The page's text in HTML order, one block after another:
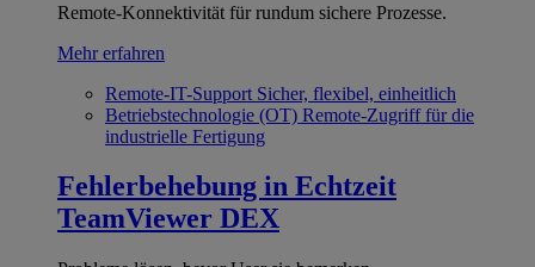
Remote-Konnektivität für rundum sichere Prozesse.
Mehr erfahren
Remote-IT-Support Sicher, flexibel, einheitlich
Betriebstechnologie (OT) Remote-Zugriff für die
industrielle Fertigung
Fehlerbehebung in Echtzeit
TeamViewer DEX